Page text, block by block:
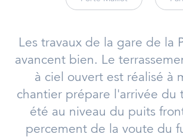
Les travaux de la gare de la
avancent bien. Le
à ciel ouvert est réalisé à
chantier prépare l'arrivée du
été au niveau du puits
percement de la voute du